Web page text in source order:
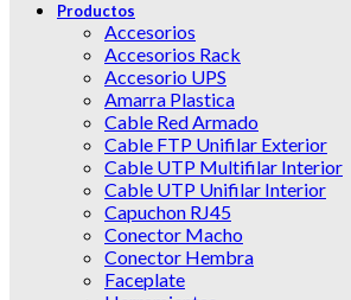
Productos
Accesorios
Accesorios Rack
Accesorio UPS
Amarra Plastica
Cable Red Armado
Cable FTP Unifilar Exterior
Cable UTP Multifilar Interior
Cable UTP Unifilar Interior
Capuchon RJ45
Conector Macho
Conector Hembra
Faceplate